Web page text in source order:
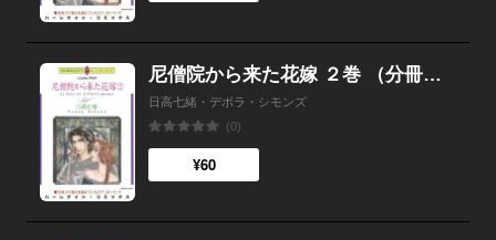
尼僧院から来た花嫁 ２巻 （分冊版）11話
日高七緒・デボラ・シモンズ
(0)
¥60